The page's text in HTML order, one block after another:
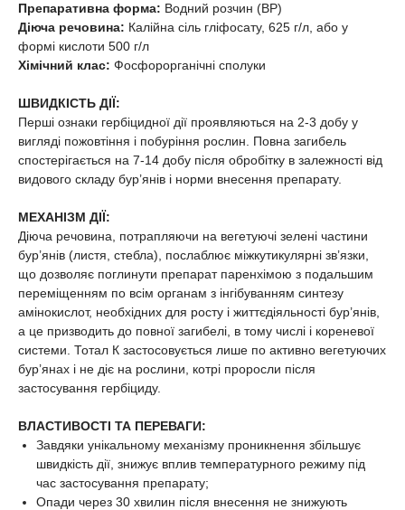
Препаративна форма: Водний розчин (ВР)
Діюча речовина: Калійна сіль гліфосату, 625 г/л, або у
формі кислоти 500 г/л
Хімічний клас: Фосфорорганічні сполуки
ШВИДКІСТЬ ДІЇ:
Перші ознаки гербіцидної дії проявляються на 2-3 добу у
вигляді пожовтіння і побуріння рослин. Повна загибель
спостерігається на 7-14 добу після обробітку в залежності від
видового складу бур’янів і норми внесення препарату.
МЕХАНІЗМ ДІЇ:
Діюча речовина, потрапляючи на вегетуючі зелені частини
бур’янів (листя, стебла), послаблює міжкутикулярні зв’язки,
що дозволяє поглинути препарат паренхімою з подальшим
переміщенням по всім органам з інгібуванням синтезу
амінокислот, необхідних для росту і життєдіяльності бур’янів,
а це призводить до повної загибелі, в тому числі і кореневої
системи. Тотал К застосовується лише по активно вегетуючих
бур’янах і не діє на рослини, котрі проросли після
застосування гербіциду.
ВЛАСТИВОСТІ ТА ПЕРЕВАГИ:
Завдяки унікальному механізму проникнення збільшує
швидкість дії, знижує вплив температурного режиму під
час застосування препарату;
Опади через 30 хвилин після внесення не знижують